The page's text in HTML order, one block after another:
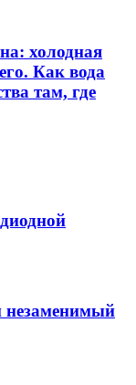
холодная
Как вода
там, где